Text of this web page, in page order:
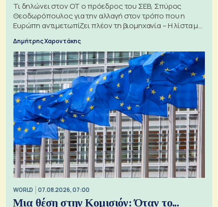
Τι δηλώνει στον ΟΤ ο πρόεδρος του ΣΕΒ, Σπύρος
Θεοδωρόπουλος για την αλλαγή στον τρόπο που η
Ευρώπη αντιμετωπίζει πλέον τη βιομηχανία – Η λίστα με
Δημήτρης Χαροντάκης
WORLD 07.08.2026, 07:00
Μια θέση στην Κομισιόν: Όταν το...